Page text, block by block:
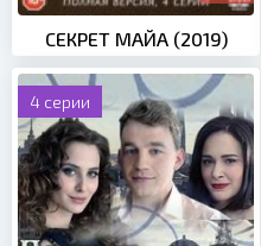
СЕКРЕТ МАЙА (2019)
4 серии